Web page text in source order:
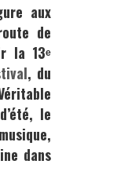
aux
de
la 13ᵉ
, du
le
dans